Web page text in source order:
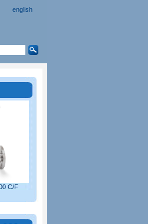
english
C/F